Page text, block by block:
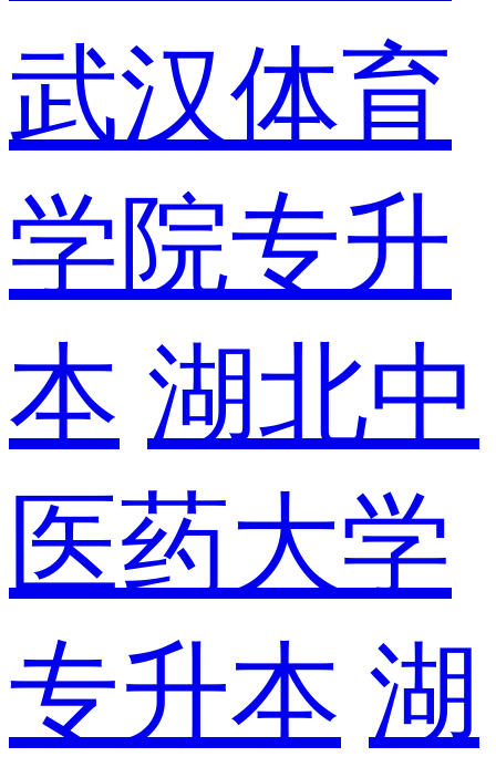
武汉体育
学院专升
本 湖北中
医药大学
专升本 湖